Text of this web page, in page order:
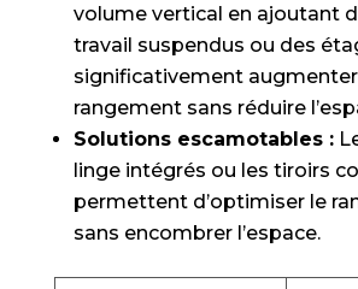
volume vertical en ajoutant
travail suspendus ou des
significativement
rangement sans réduire
Solutions escamotables :
linge intégrés ou les tiroirs
permettent d’optimiser le
sans encombrer l’espace.